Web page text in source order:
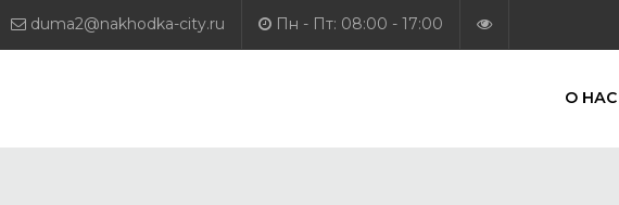
duma2@nakhodka-city.ru Пн - Пт: 08:00 - 17:00
О НАС